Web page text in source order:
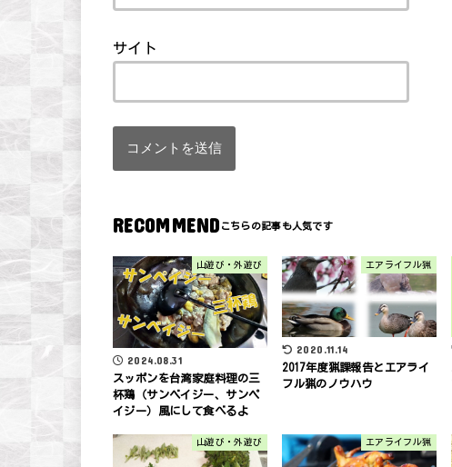
サイト
RECOMMEND
山遊び・外遊び
2024.08.31
スッポンを台湾家庭料理の三
杯鶏（サンベイジー、サンペ
イジー）風にして食べるよ
エアライフル猟
2020.11.14
2017年度猟課報告とエアライ
フル猟のノウハウ
山遊び・外遊び エアライフル猟